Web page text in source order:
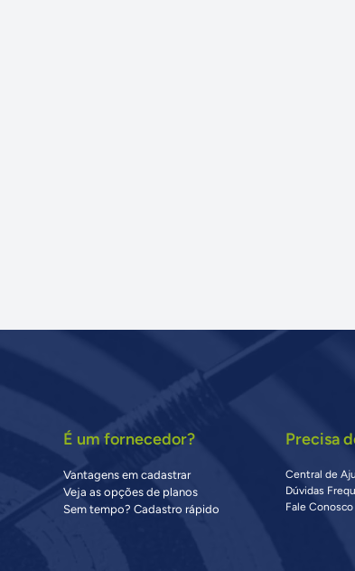
É um fornecedor?
Vantagens em cadastrar
Veja as opções de planos
Sem tempo? Cadastro rápido
Precisa
Central de
Dúvidas
Fale Conosco